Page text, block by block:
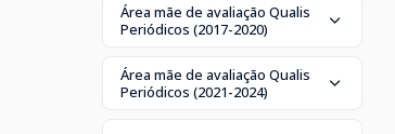
Área mãe de avaliação Qualis
Periódicos (2017-2020)
Área mãe de avaliação Qualis
Periódicos (2021-2024)